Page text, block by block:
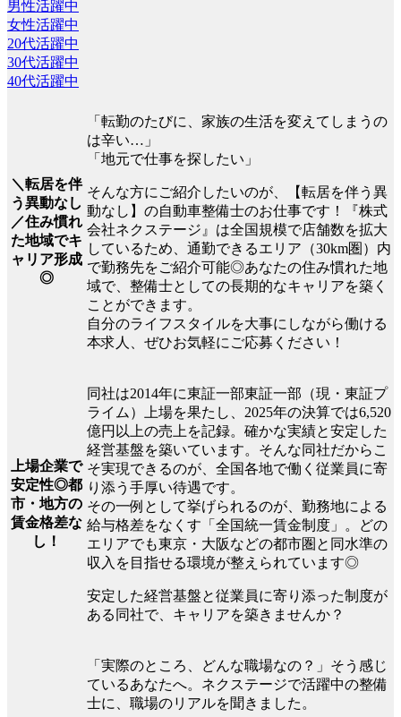
男性活躍中
女性活躍中
20代活躍中
30代活躍中
40代活躍中
＼転居を伴
う異動なし
／住み慣れ
た地域でキ
ャリア形成
◎
「転勤のたびに、家族の生活を変えてしまうの
は辛い…」
「地元で仕事を探したい」
そんな方にご紹介したいのが、【転居を伴う異
動なし】の自動車整備士のお仕事です！『株式
会社ネクステージ』は全国規模で店舗数を拡大
しているため、通勤できるエリア（30km圏）内
で勤務先をご紹介可能◎あなたの住み慣れた地
域で、整備士としての長期的なキャリアを築く
ことができます。
自分のライフスタイルを大事にしながら働ける
本求人、ぜひお気軽にご応募ください！
上場企業で
安定性◎都
市・地方の
賃金格差な
し！
同社は2014年に東証一部東証一部（現・東証プ
ライム）上場を果たし、2025年の決算では6,520
億円以上の売上を記録。確かな実績と安定した
経営基盤を築いています。そんな同社だからこ
そ実現できるのが、全国各地で働く従業員に寄
り添う手厚い待遇です。
その一例として挙げられるのが、勤務地による
給与格差をなくす「全国統一賃金制度」。どの
エリアでも東京・大阪などの都市圏と同水準の
収入を目指せる環境が整えられています◎
安定した経営基盤と従業員に寄り添った制度が
ある同社で、キャリアを築きませんか？
「実際のところ、どんな職場なの？」そう感じ
ているあなたへ。ネクステージで活躍中の整備
士に、職場のリアルを聞きました。